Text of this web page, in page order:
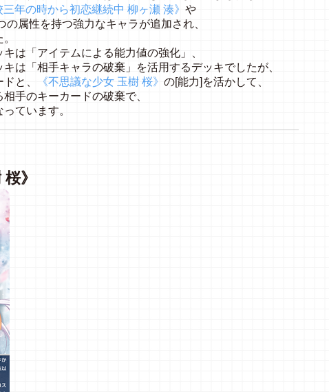
年の時から初恋継続中 柳ヶ瀬 湊》 や
の属性を持つ強力なキャラが追加され、
は「アイテムによる能力値の強化」、
は「相手キャラの破棄」を活用するデッキでしたが、
と、
《不思議な少女 玉樹 桜》 の[能力]を活かして、
手のキーカードの破棄で、
ています。
》